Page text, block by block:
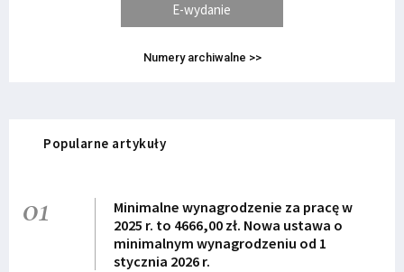
E-wydanie
Numery archiwalne >>
Popularne artykuły
01
Minimalne wynagrodzenie za pracę w
2025 r. to 4666,00 zł. Nowa ustawa o
minimalnym wynagrodzeniu od 1
stycznia 2026 r.